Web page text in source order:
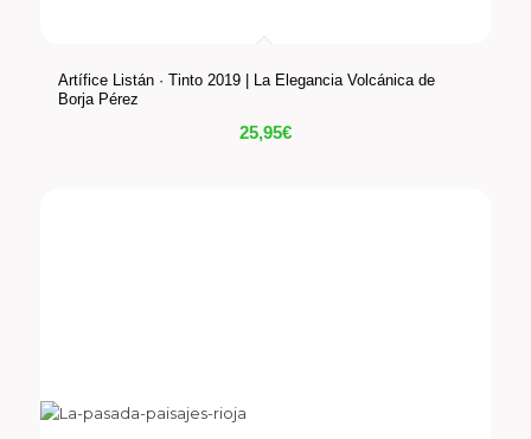
Artífice Listán · Tinto 2019 | La Elegancia Volcánica de
Borja Pérez
25,95€